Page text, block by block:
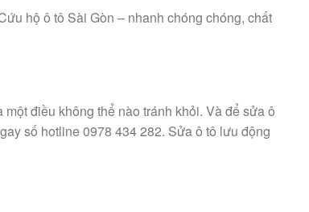
hộ ô tô Sài Gòn – nhanh chóng chóng, chất
điều không thể nào tránh khỏi. Và để sửa ô
số hotline 0978 434 282. Sửa ô tô lưu động